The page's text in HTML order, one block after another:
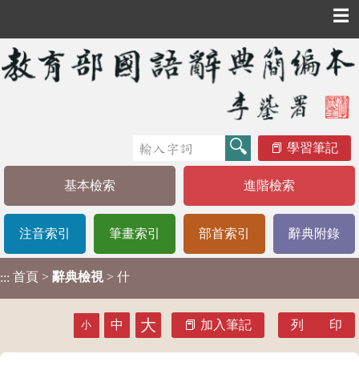
☰
學習筆記
基本檢索 進階檢索
注音索引 筆畫索引 部首索引 辭典附錄
::: 首頁 > 辭典檢視 > 什
小 中 大 加入筆記 列 印